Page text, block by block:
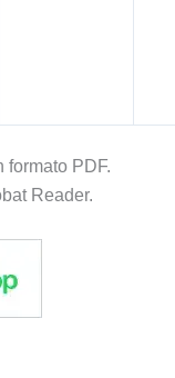
formato PDF.
Reader.